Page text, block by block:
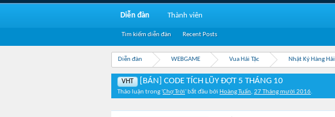
Diễn đàn WEBGAME Vua Hải Tặc Nhật Ký Hàng Hải
VHT [BÁN] CODE TÍCH LŨY ĐỢT 5 THÁNG 10
Thảo luận trong 'Chợ Trời' bắt đầu bởi Hoàng Tuấn, 27 Tháng mười 2016.
Diễn đàn
Tìm kiếm diễn đàn Recent Posts
Thành viên